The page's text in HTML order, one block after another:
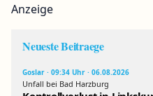
Anzeige
Neueste Beitraege
Goslar · 09:34 Uhr · 06.08.2026
Unfall bei Bad Harzburg